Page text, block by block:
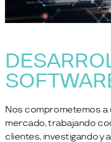
Nos comprometemos a
mercado, trabajando
clientes, investigando y